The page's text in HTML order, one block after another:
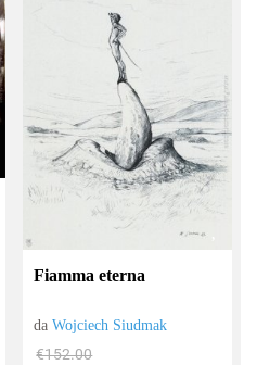
Fiamma eterna
daWojciech Siudmak
€152.00